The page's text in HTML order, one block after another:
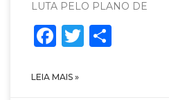
LUTA PELO PLANO DE
Facebook
Twitter
LEIA MAIS »